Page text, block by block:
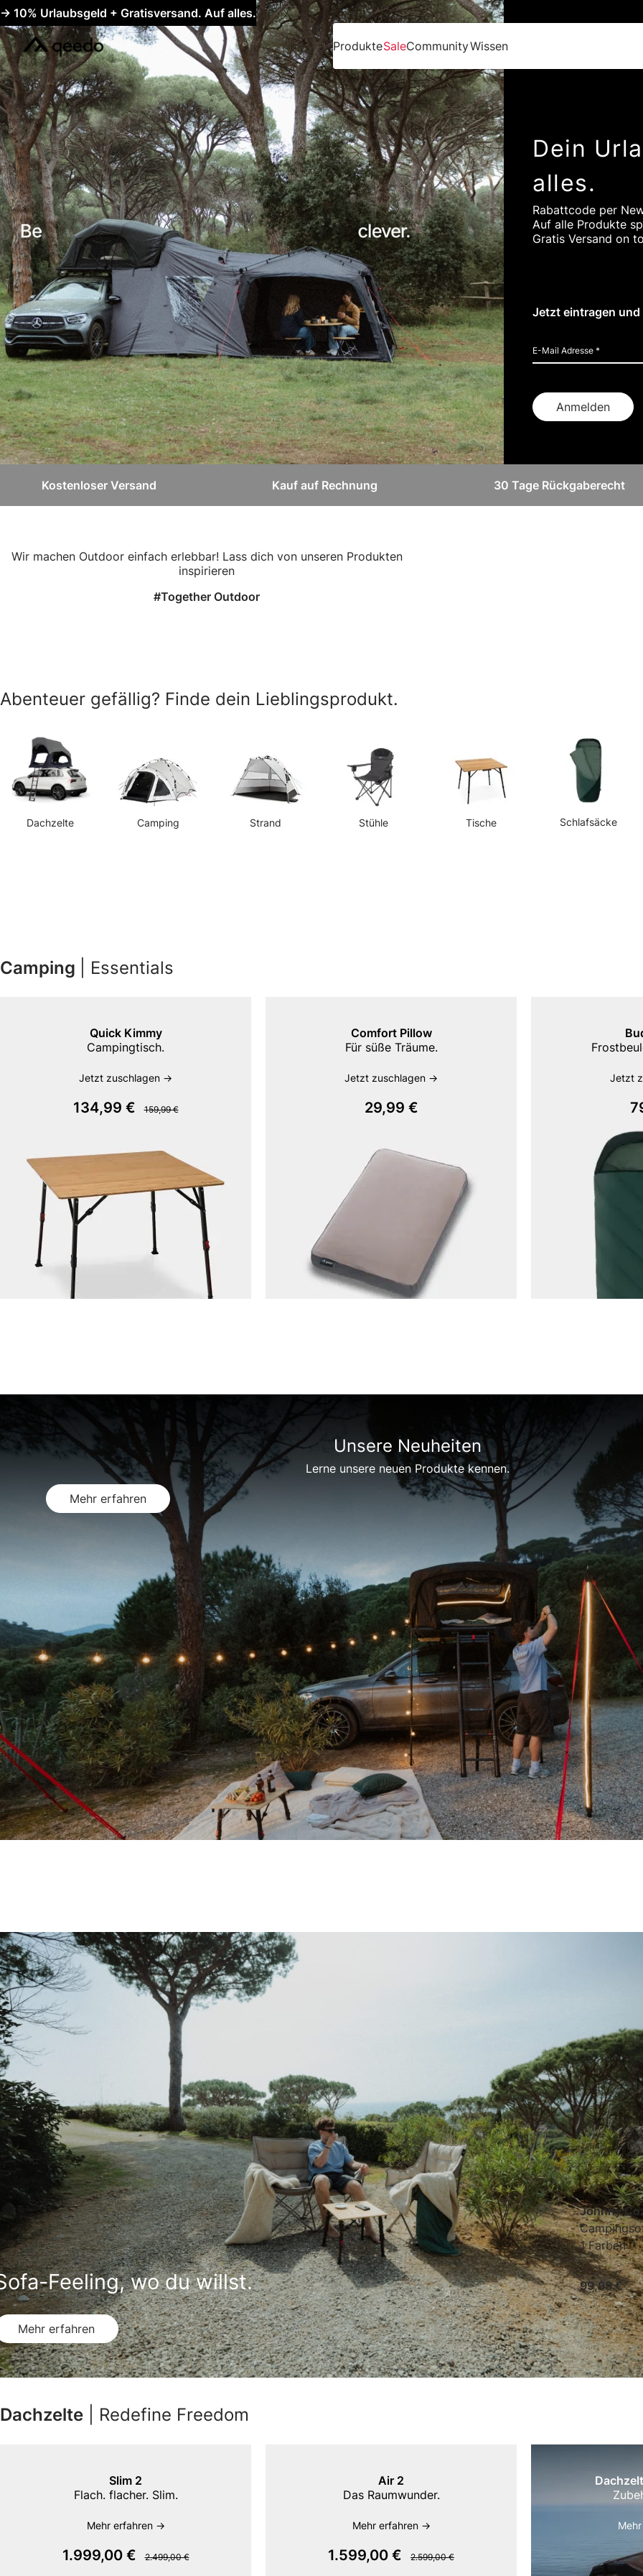
-> 10% Urlaubsgeld + Gratisversand. Auf alles.
ProdukteSaleCommunityWissen
qeedo - Einfach durchdacht 🏕️ Online Shop
Dein
alles.
Rabattcode per
Auf alle Produkte
Gratis Versand on
Jetzt eintragen
Anmelden
Kostenloser Versand Kauf auf Rechnung 30 Tage Rückgaberecht
Wir machen Outdoor einfach erlebbar! Lass dich von unseren Produkten
inspirieren
#Together Outdoor
Abenteuer gefällig? Finde dein Lieblingsprodukt.
Dachzelte Camping Strand Stühle Tische Schlafsäcke
Camping | Essentials
Quick Kimmy
Campingtisch.
Jetzt zuschlagen ->
134,99 € 159,99 €
Comfort Pillow
Für süße Träume.
Jetzt zuschlagen ->
29,99 €
Jetzt
Unsere Neuheiten
Lerne unsere neuen Produkte kennen.
Mehr erfahren
Feeling, wo du willst.
Mehr erfahren
Johnny
1 Farben
99,99 €
Dachzelte | Redefine Freedom
Slim 2
Flach. flacher. Slim.
Mehr erfahren ->
1.999,00 € 2.499,00 €
Air 2
Das Raumwunder.
Mehr erfahren ->
1.599,00 € 2.599,00 €
Dein Urlaubsgeld. 10% auf alles.
Auf alle Produkte sparen - selbst auf Dachzelte. Gratis Versand
10% auf alles